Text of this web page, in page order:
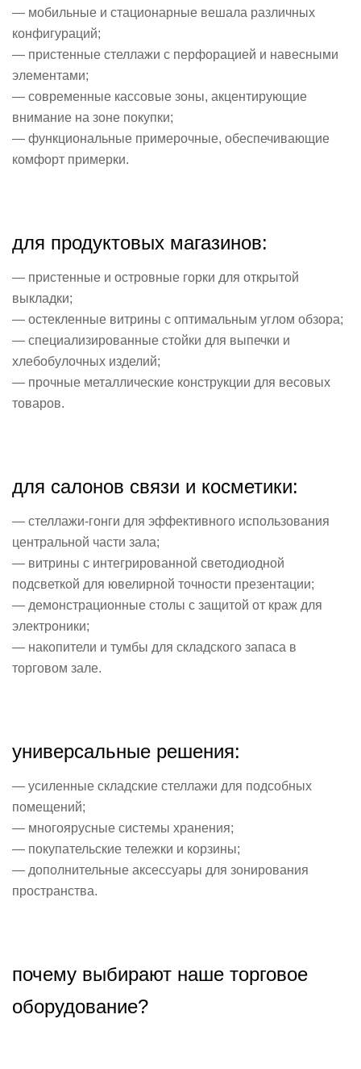
— мобильные и стационарные вешала различных
конфигураций;
— пристенные стеллажи с перфорацией и навесными
элементами;
— современные кассовые зоны, акцентирующие
внимание на зоне покупки;
— функциональные примерочные, обеспечивающие
комфорт примерки.
для продуктовых магазинов:
— пристенные и островные горки для открытой
выкладки;
— остекленные витрины с оптимальным углом обзора;
— специализированные стойки для выпечки и
хлебобулочных изделий;
— прочные металлические конструкции для весовых
товаров.
для салонов связи и косметики:
— стеллажи-гонги для эффективного использования
центральной части зала;
— витрины с интегрированной светодиодной
подсветкой для ювелирной точности презентации;
— демонстрационные столы с защитой от краж для
электроники;
— накопители и тумбы для складского запаса в
торговом зале.
универсальные решения:
— усиленные складские стеллажи для подсобных
помещений;
— многоярусные системы хранения;
— покупательские тележки и корзины;
— дополнительные аксессуары для зонирования
пространства.
почему выбирают наше торговое
оборудование?